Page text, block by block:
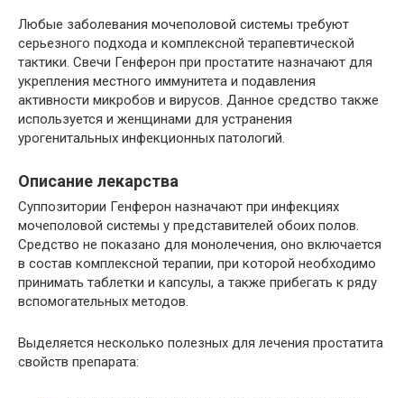
Любые заболевания мочеполовой системы требуют
серьезного подхода и комплексной терапевтической
тактики. Свечи Генферон при простатите назначают для
укрепления местного иммунитета и подавления
активности микробов и вирусов. Данное средство также
используется и женщинами для устранения
урогенитальных инфекционных патологий.
Описание лекарства
Суппозитории Генферон назначают при инфекциях
мочеполовой системы у представителей обоих полов.
Средство не показано для монолечения, оно включается
в состав комплексной терапии, при которой необходимо
принимать таблетки и капсулы, а также прибегать к ряду
вспомогательных методов.
Выделяется несколько полезных для лечения простатита
свойств препарата: